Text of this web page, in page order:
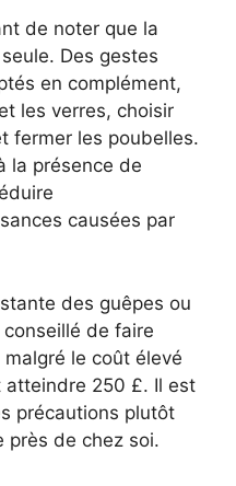
de noter que la
Des gestes
en complément,
les verres, choisir
fermer les poubelles.
la présence de
causées par
des guêpes ou
de faire
le coût élevé
atteindre 250 £. Il est
précautions plutôt
près de chez soi.